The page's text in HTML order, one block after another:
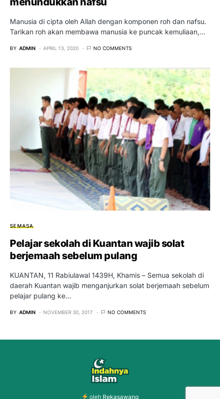
Manusia di cipta oleh Allah dengan komponen roh dan nafsu.
Tarikan roh akan membawa manusia ke puncak kemuliaan,…
BY ADMIN APRIL 13, 2020 NO COMMENTS
SEMASA
Pelajar sekolah di Kuantan wajib solat
berjemaah sebelum pulang
KUANTAN, 11 Rabiulawal 1439H, Khamis – Semua sekolah di
daerah Kuantan wajib menganjurkan solat berjemaah sebelum
pelajar pulang ke…
BY ADMIN NOVEMBER 30, 2017 NO COMMENTS
oleh Rekasawang